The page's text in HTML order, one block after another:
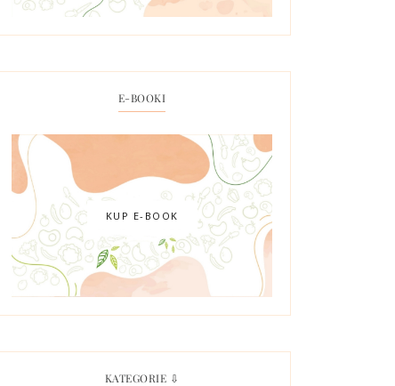
E-BOOKI
KUP E-BOOK
KATEGORIE ⇩